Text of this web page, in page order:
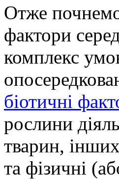
Отже
фактори
комплекс
біотичні
рослини
тварин,
та фізичні